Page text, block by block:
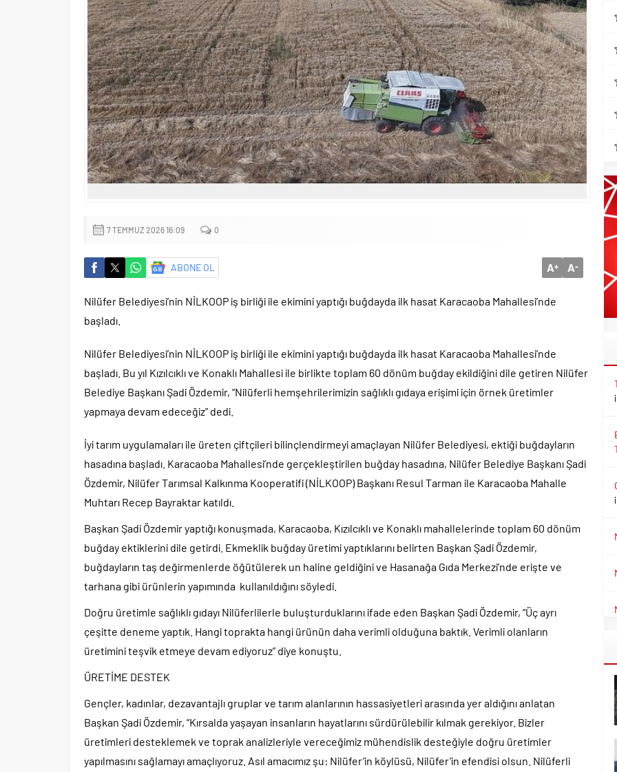
7 TEMMUZ 2026 16:09 0
ABONE OL A+ A-
Nilüfer Belediyesi’nin NİLKOOP iş birliği ile ekimini yaptığı buğdayda ilk hasat Karacaoba Mahallesi’nde
başladı.
Nilüfer Belediyesi’nin NİLKOOP iş birliği ile ekimini yaptığı buğdayda ilk hasat Karacaoba Mahallesi’nde
başladı. Bu yıl Kızılcıklı ve Konaklı Mahallesi ile birlikte toplam 60 dönüm buğday ekildiğini dile getiren Nilüfer
Belediye Başkanı Şadi Özdemir, “Nilüferli hemşehrilerimizin sağlıklı gıdaya erişimi için örnek üretimler
yapmaya devam edeceğiz” dedi.
İyi tarım uygulamaları ile üreten çiftçileri bilinçlendirmeyi amaçlayan Nilüfer Belediyesi, ektiği buğdayların
hasadına başladı. Karacaoba Mahallesi’nde gerçekleştirilen buğday hasadına, Nilüfer Belediye Başkanı Şadi
Özdemir, Nilüfer Tarımsal Kalkınma Kooperatifi (NİLKOOP) Başkanı Resul Tarman ile Karacaoba Mahalle
Muhtarı Recep Bayraktar katıldı.
Başkan Şadi Özdemir yaptığı konuşmada, Karacaoba, Kızılcıklı ve Konaklı mahallelerinde toplam 60 dönüm
buğday ektiklerini dile getirdi. Ekmeklik buğday üretimi yaptıklarını belirten Başkan Şadi Özdemir,
buğdayların taş değirmenlerde öğütülerek un haline geldiğini ve Hasanağa Gıda Merkezi’nde erişte ve
tarhana gibi ürünlerin yapımında kullanıldığını söyledi.
Doğru üretimle sağlıklı gıdayı Nilüferlilerle buluşturduklarını ifade eden Başkan Şadi Özdemir, “Üç ayrı
çeşitte deneme yaptık. Hangi toprakta hangi ürünün daha verimli olduğuna baktık. Verimli olanların
üretimini teşvik etmeye devam ediyoruz” diye konuştu.
ÜRETİME DESTEK
Gençler, kadınlar, dezavantajlı gruplar ve tarım alanlarının hassasiyetleri arasında yer aldığını anlatan
Başkan Şadi Özdemir, “Kırsalda yaşayan insanların hayatlarını sürdürülebilir kılmak gerekiyor. Bizler
üretimleri desteklemek ve toprak analizleriyle vereceğimiz mühendislik desteğiyle doğru üretimler
yapılmasını sağlamayı amaçlıyoruz. Asıl amacımız şu: Nilüfer’in köylüsü, Nilüfer’in efendisi olsun. Nilüferli